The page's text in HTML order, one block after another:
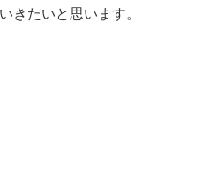
きたいと思います。